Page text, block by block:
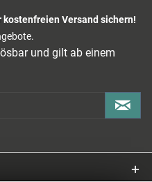
Versand sichern!
und gilt ab einem